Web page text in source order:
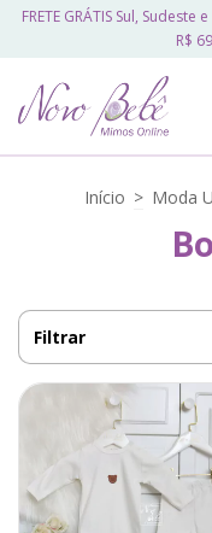
FRETE GRÁTIS Sul,
R$
Início > Moda
Filtrar